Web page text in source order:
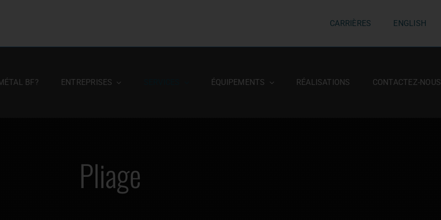
CARRIÈRES ENGLISH
BF? ENTREPRISES ÉQUIPEMENTS RÉALISATIONS CONTACTEZ-NOUS
Pliage